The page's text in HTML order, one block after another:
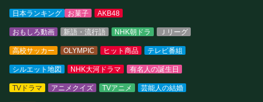
日本ランキング お菓子 AKB48
おもしろ動画 新語・流行語 NHK朝ドラ Ｊリーグ
高校サッカー OLYMPIC ヒット商品 テレビ番組
シルエット地図 NHK大河ドラマ 有名人の誕生日
TVドラマ アニメクイズ TVアニメ 芸能人の結婚